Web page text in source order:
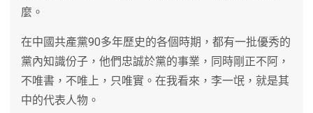
麼。
在中國共產黨90多年歷史的各個時期，都有一批優秀的
黨內知識份子，他們忠誠於黨的事業，同時剛正不阿，
不唯書，不唯上，只唯實。在我看來，李一氓，就是其
中的代表人物。